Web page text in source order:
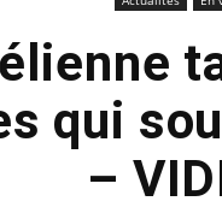
qui
–